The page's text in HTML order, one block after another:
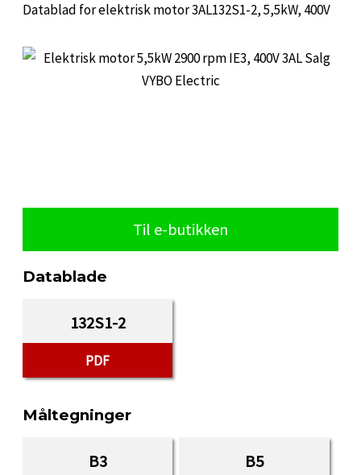
Datablad for elektrisk motor 3AL132S1-2, 5,5kW, 400V
Til e-butikken
Datablade
132S1-2
PDF
Måltegninger
B3 B5